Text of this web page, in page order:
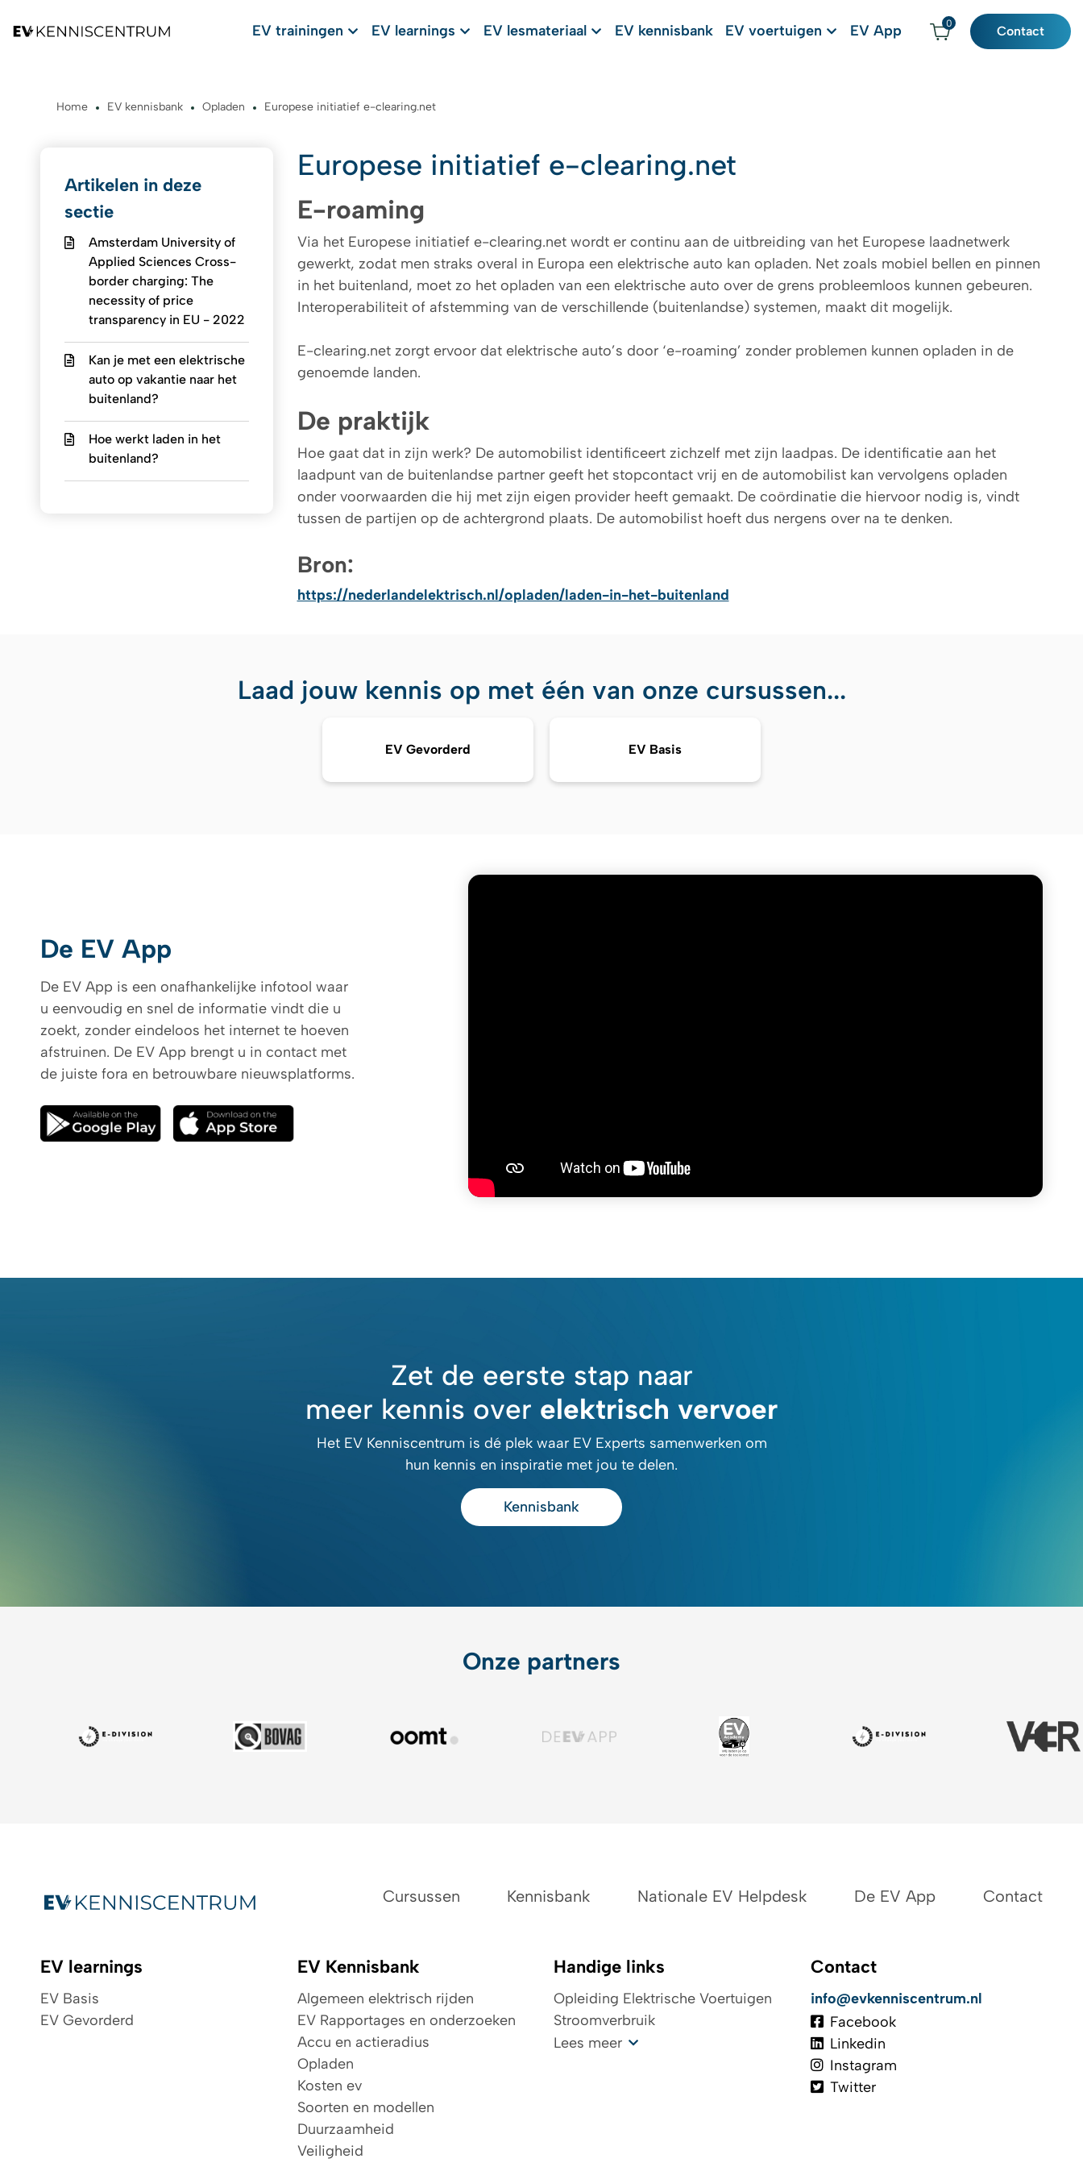
EV trainingen EV learnings EV lesmateriaal EV kennisbank EV voertuigen EV App 0 Contact
Home EV kennisbank Opladen Europese initiatief e-clearing.net
Artikelen in deze
sectie
Amsterdam University of
Applied Sciences Cross-
border charging: The
necessity of price
transparency in EU - 2022
Kan je met een elektrische
auto op vakantie naar het
buitenland?
Hoe werkt laden in het
buitenland?
Europese initiatief e-clearing.net
E-roaming
Via het Europese initiatief e-clearing.net wordt er continu aan de uitbreiding van het Europese laadnetwerk
gewerkt, zodat men straks overal in Europa een elektrische auto kan opladen. Net zoals mobiel bellen en pinnen
in het buitenland, moet zo het opladen van een elektrische auto over de grens probleemloos kunnen gebeuren.
Interoperabiliteit of afstemming van de verschillende (buitenlandse) systemen, maakt dit mogelijk.
E-clearing.net zorgt ervoor dat elektrische auto’s door ‘e-roaming’ zonder problemen kunnen opladen in de
genoemde landen.
De praktijk
Hoe gaat dat in zijn werk? De automobilist identificeert zichzelf met zijn laadpas. De identificatie aan het
laadpunt van de buitenlandse partner geeft het stopcontact vrij en de automobilist kan vervolgens opladen
onder voorwaarden die hij met zijn eigen provider heeft gemaakt. De coördinatie die hiervoor nodig is, vindt
tussen de partijen op de achtergrond plaats. De automobilist hoeft dus nergens over na te denken.
Bron:
https://nederlandelektrisch.nl/opladen/laden-in-het-buitenland
Laad jouw kennis op met één van onze cursussen...
EV Gevorderd EV Basis
De EV App
De EV App is een onafhankelijke infotool waar
u eenvoudig en snel de informatie vindt die u
zoekt, zonder eindeloos het internet te hoeven
afstruinen. De EV App brengt u in contact met
de juiste fora en betrouwbare nieuwsplatforms.
Zet de eerste stap naar
meer kennis over elektrisch vervoer
Het EV Kenniscentrum is dé plek waar EV Experts samenwerken om
hun kennis en inspiratie met jou te delen.
Kennisbank
Onze partners
Cursussen Kennisbank Nationale EV Helpdesk De EV App Contact
EV learnings
EV Basis
EV Gevorderd
EV Kennisbank
Algemeen elektrisch rijden
EV Rapportages en onderzoeken
Accu en actieradius
Opladen
Kosten ev
Soorten en modellen
Duurzaamheid
Veiligheid
Handige links
Opleiding Elektrische Voertuigen
Stroomverbruik
Kosten oplaadpunt
Lees meer
Contact
info@evkenniscentrum.nl
Facebook
Linkedin
Instagram
Twitter